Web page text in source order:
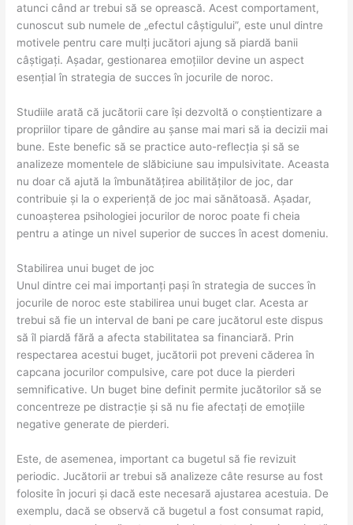
atunci când ar trebui să se oprească. Acest comportament,
cunoscut sub numele de „efectul câștigului”, este unul dintre
motivele pentru care mulți jucători ajung să piardă banii
câștigați. Așadar, gestionarea emoțiilor devine un aspect
esențial în strategia de succes în jocurile de noroc.
Studiile arată că jucătorii care își dezvoltă o conștientizare a
propriilor tipare de gândire au șanse mai mari să ia decizii mai
bune. Este benefic să se practice auto-reflecția și să se
analizeze momentele de slăbiciune sau impulsivitate. Aceasta
nu doar că ajută la îmbunătățirea abilităților de joc, dar
contribuie și la o experiență de joc mai sănătoasă. Așadar,
cunoașterea psihologiei jocurilor de noroc poate fi cheia
pentru a atinge un nivel superior de succes în acest domeniu.
Stabilirea unui buget de joc
Unul dintre cei mai importanți pași în strategia de succes în
jocurile de noroc este stabilirea unui buget clar. Acesta ar
trebui să fie un interval de bani pe care jucătorul este dispus
să îl piardă fără a afecta stabilitatea sa financiară. Prin
respectarea acestui buget, jucătorii pot preveni căderea în
capcana jocurilor compulsive, care pot duce la pierderi
semnificative. Un buget bine definit permite jucătorilor să se
concentreze pe distracție și să nu fie afectați de emoțiile
negative generate de pierderi.
Este, de asemenea, important ca bugetul să fie revizuit
periodic. Jucătorii ar trebui să analizeze câte resurse au fost
folosite în jocuri și dacă este necesară ajustarea acestuia. De
exemplu, dacă se observă că bugetul a fost consumat rapid,